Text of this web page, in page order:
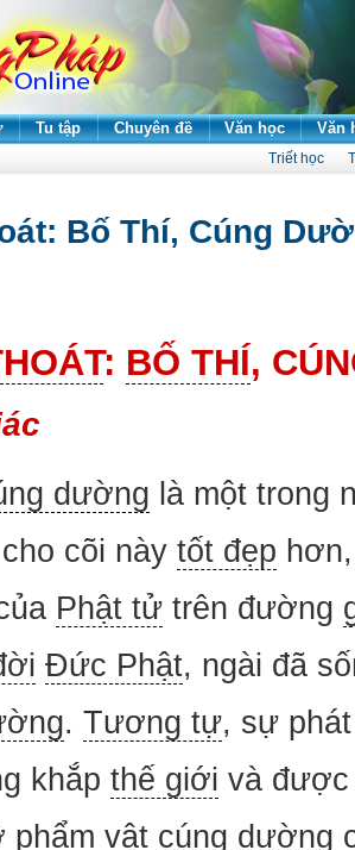
Tu tập Chuyên đề Văn học Văn
Triết học
Bố Thí, Cúng
: BỐ THÍ,
dường là một trong
cõi này tốt đẹp
Phật tử trên đường
Đức Phật, ngài đã
. Tương tự, sự
khắp thế giới và
phẩm vật cúng dường